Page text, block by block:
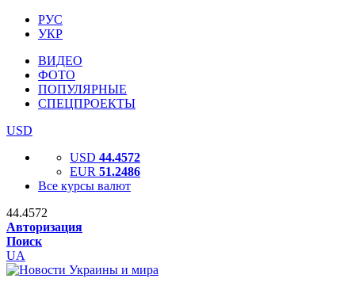
РУС
УКР
ВИДЕО
ФОТО
ПОПУЛЯРНЫЕ
СПЕЦПРОЕКТЫ
USD
USD 44.4572
EUR 51.2486
Все курсы валют
44.4572
Авторизация
Поиск
UA